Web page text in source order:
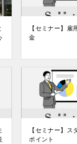
【セミナー】雇
金
【セミナー】ス
ポイント